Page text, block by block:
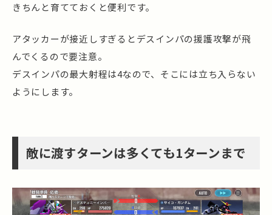
きちんと育てておくと便利です。
アタッカーが接近しすぎるとデスインパの援護攻撃が飛
んでくるので要注意。
デスインパの最大射程は4なので、そこには立ち入らない
ようにします。
敵に渡すターンは多くても1ターンまで